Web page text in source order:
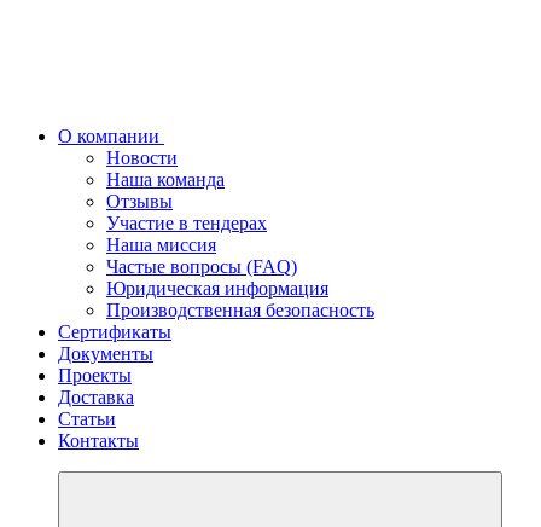
О компании
Новости
Наша команда
Отзывы
Участие в тендерах
Наша миссия
Частые вопросы (FAQ)
Юридическая информация
Производственная безопасность
Сертификаты
Документы
Проекты
Доставка
Статьи
Контакты